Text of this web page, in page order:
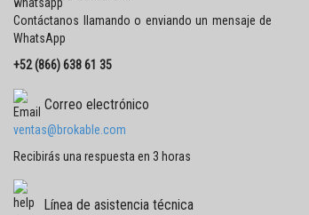
Contáctanos llamando o enviando un mensaje de
WhatsApp
+52 (866) 638 61 35
Correo electrónico
ventas@brokable.com
Recibirás una respuesta en 3 horas
Línea de asistencia técnica